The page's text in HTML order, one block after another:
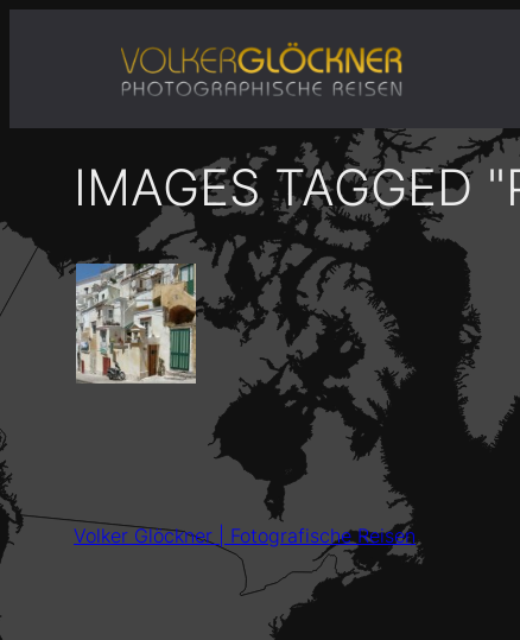
IMAGES TAGGED
Volker Glöckner | Fotografische Reisen